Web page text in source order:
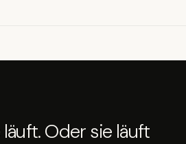
Oder sie läuft